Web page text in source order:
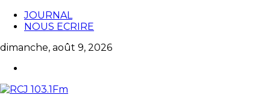
JOURNAL
NOUS ECRIRE
dimanche, août 9, 2026